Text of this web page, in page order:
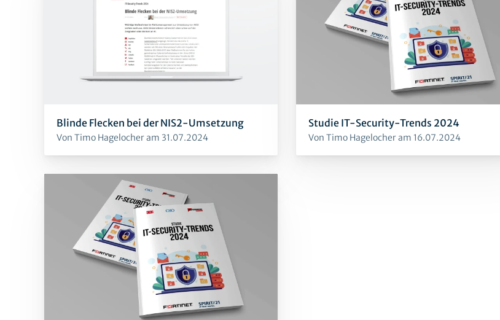
Blinde Flecken bei der NIS2-Umsetzung
Von Timo Hagelocher am 31.07.2024
Studie IT-Security-Trends 2024
Von Timo Hagelocher am 16.07.2024